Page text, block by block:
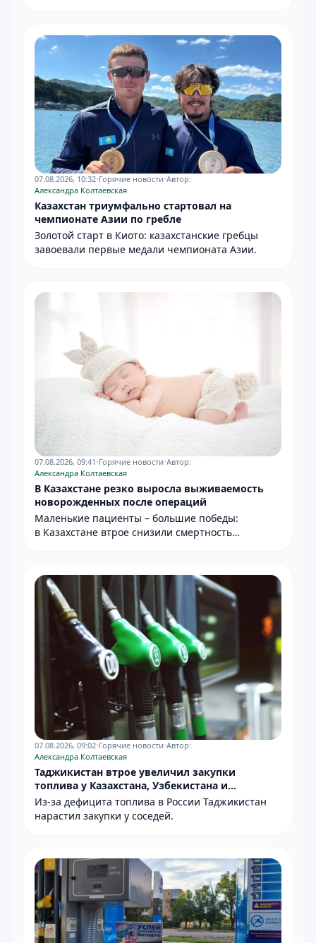
07.08.2026, 10:32•Горячие новости•Автор:
Александра Колтаевская
Казахстан триумфально стартовал на
чемпионате Азии по гребле
Золотой старт в Киото: казахстанские гребцы
завоевали первые медали чемпионата Азии.
07.08.2026, 09:41 •Горячие новости•Автор:
Александра Колтаевская
В Казахстане резко выросла выживаемость
новорожденных после операций
Маленькие пациенты – большие победы:
в Казахстане втрое снизили смертность
07.08.2026, 09:02•Горячие новости•Автор:
Александра Колтаевская
Таджикистан втрое увеличил закупки
топлива у Казахстана, Узбекистана и
Туркменистана
Из-за дефицита топлива в России Таджикистан
нарастил закупки у соседей.